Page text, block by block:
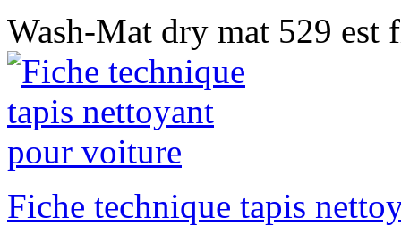
Wash-Mat dry mat 529
Fiche technique tapis